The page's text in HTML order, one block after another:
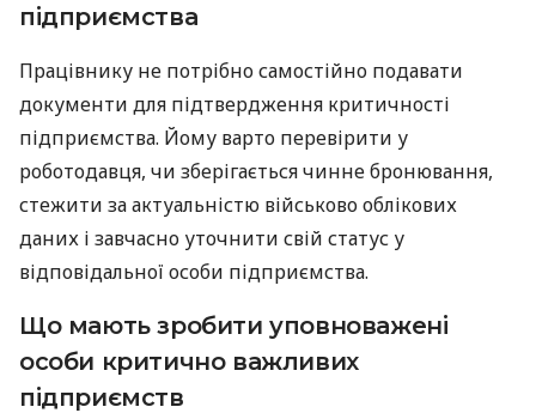
підприємства
Працівнику не потрібно самостійно подавати
документи для підтвердження критичності
підприємства. Йому варто перевірити у
роботодавця, чи зберігається чинне бронювання,
стежити за актуальністю військово облікових
даних і завчасно уточнити свій статус у
відповідальної особи підприємства.
Що мають зробити уповноважені
особи критично важливих
підприємств